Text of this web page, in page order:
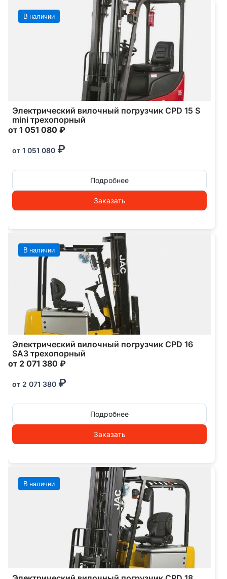
В наличии
Электрический вилочный погрузчик CPD 15 S
mini трехопорный
от 1 051 080 ₽
от 1 051 080 ₽
Подробнее
Заказать
В наличии
Электрический вилочный погрузчик CPD 16
SA3 трехопорный
от 2 071 380 ₽
от 2 071 380 ₽
Подробнее
Заказать
В наличии